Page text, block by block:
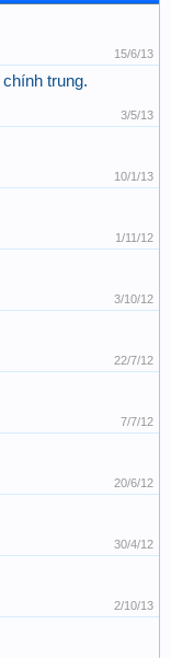
15/6/13
trung.
3/5/13
10/1/13
1/11/12
3/10/12
22/7/12
7/7/12
20/6/12
30/4/12
2/10/13